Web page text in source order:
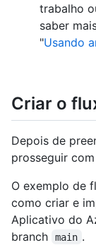
trabalho
saber
"Usando
Criar o
Depois de
prosseguir
O exemplo de
como criar e
Aplicativo do
branch
main .